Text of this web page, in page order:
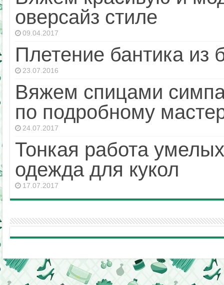
оверсайз стиле
09.04.2017
Плетение бантика из
23.07.2016
Вяжем спицами
по подробному
24.07.2017
Тонкая работа
одежда для кукол
17.07.2017